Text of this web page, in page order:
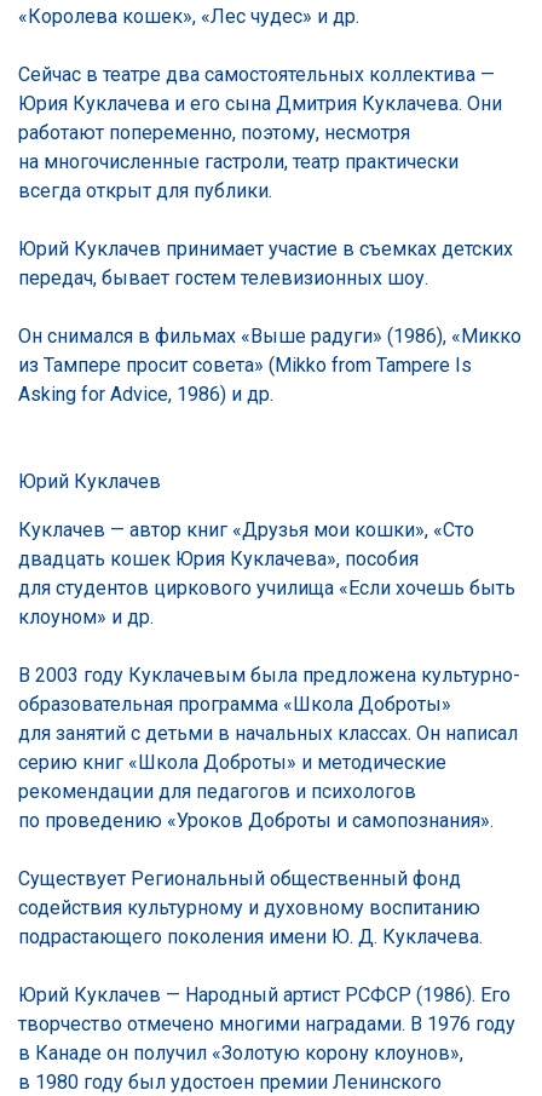
«Королева кошек», «Лес чудес» и др.
Сейчас в театре два самостоятельных коллектива —
Юрия Куклачева и его сына Дмитрия Куклачева. Они
работают попеременно, поэтому, несмотря
на многочисленные гастроли, театр практически
всегда открыт для публики.
Юрий Куклачев принимает участие в съемках детских
передач, бывает гостем телевизионных шоу.
Он снимался в фильмах «Выше радуги» (1986), «Микко
из Тампере просит совета» (Mikko from Tampere Is
Asking for Advice, 1986) и др.
Юрий Куклачев
Куклачев — автор книг «Друзья мои кошки», «Сто
двадцать кошек Юрия Куклачева», пособия
для студентов циркового училища «Если хочешь быть
клоуном» и др.
В 2003 году Куклачевым была предложена культурно-
образовательная программа «Школа Доброты»
для занятий с детьми в начальных классах. Он написал
серию книг «Школа Доброты» и методические
рекомендации для педагогов и психологов
по проведению «Уроков Доброты и самопознания».
Существует Региональный общественный фонд
содействия культурному и духовному воспитанию
подрастающего поколения имени Ю. Д. Куклачева.
Юрий Куклачев — Народный артист РСФСР (1986). Его
творчество отмечено многими наградами. В 1976 году
в Канаде он получил «Золотую корону клоунов»,
в 1980 году был удостоен премии Ленинского